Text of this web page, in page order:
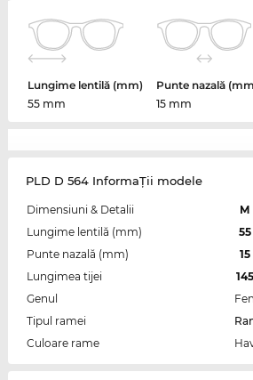
Lungime lentilă (mm)
55 mm
Punte nazală
15 mm
PLD D 564 InformaŢii modele
Dimensiuni & Detalii
M
Lungime lentilă (mm)
55
Punte nazală (mm)
15
Lungimea tijei
145
Genul
Tipul ramei
Culoare rame